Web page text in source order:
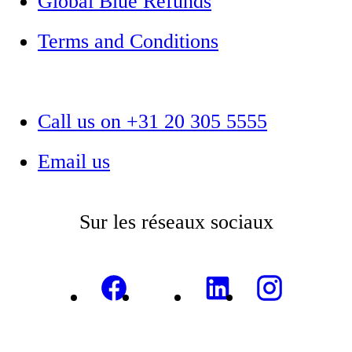
Terms and Conditions
Call us on +31 20 305 5555
Email us
Sur les réseaux sociaux